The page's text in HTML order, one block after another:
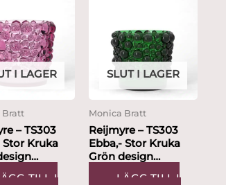
I LAGER
Bratt
– TS303
Stor Kruka
Sandell
TILL I
SLUT I LAGER
Monica Bratt
Reijmyre – TS303
Ebba,- Stor Kruka
Grön design
Thomas Sandell
LÄGG TILL I